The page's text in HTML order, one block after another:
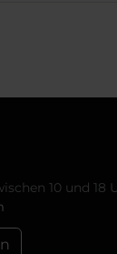
10 und 18